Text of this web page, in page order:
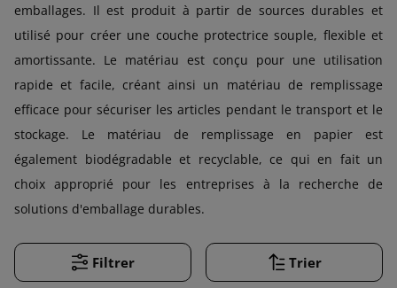
emballages. Il est produit à partir de sources durables et
utilisé pour créer une couche protectrice souple, flexible et
amortissante. Le matériau est conçu pour une utilisation
rapide et facile, créant ainsi un matériau de remplissage
efficace pour sécuriser les articles pendant le transport et le
stockage. Le matériau de remplissage en papier est
également biodégradable et recyclable, ce qui en fait un
choix approprié pour les entreprises à la recherche de
solutions d'emballage durables.
Filtrer Trier